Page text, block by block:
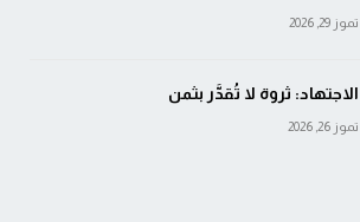
تموز 29, 2026
الاجتهاد: ثروة لا تُقدَّر بثمن
تموز 26, 2026